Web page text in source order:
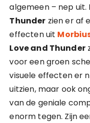
algemeen – nep
Thunder zien er af
effecten uit
Love and Thunder
voor een groen
visuele effecten er
uitzien, maar ook
van de geniale
enorm tegen. Zijn